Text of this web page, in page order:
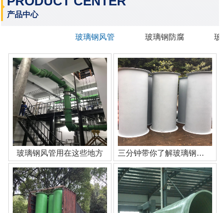
产品中心
玻璃钢风管 玻璃钢防腐
玻璃钢风管用在这些地方 三分钟带你了解玻璃钢管道